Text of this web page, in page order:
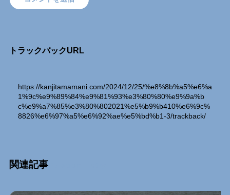
トラックバックURL
https://kanjitamamani.com/2024/12/25/%e8%8b%a5%e6%a
1%9c%e9%89%84%e9%81%93%e3%80%80%e9%9a%b
c%e9%a7%85%e3%80%802021%e5%b9%b410%e6%9c%
8826%e6%97%a5%e6%92%ae%e5%bd%b1-3/trackback/
関連記事Relation Entry